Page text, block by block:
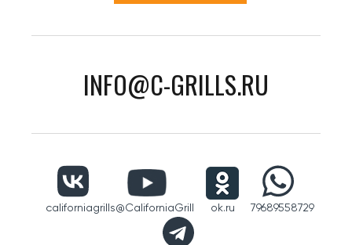
INFO@C-GRILLS.RU
californiagrills@CaliforniaGrill ok.ru 79689558729